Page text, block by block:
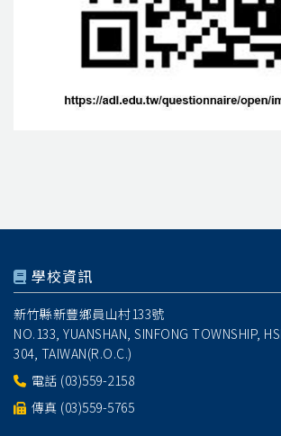
學校資訊
新竹縣新豐鄉員山村133號
NO.133, YUANSHAN, SINFONG TOWNSHIP,
304, TAIWAN(R.O.C.)
電話 (03)559-2158
傳真 (03)559-5765